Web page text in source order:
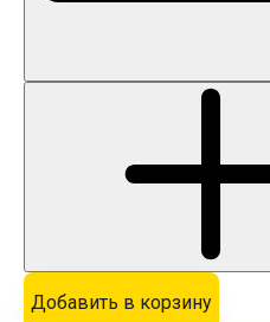
Добавить в корзину